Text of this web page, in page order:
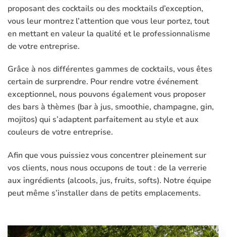
proposant des cocktails ou des mocktails d’exception,
vous leur montrez l’attention que vous leur portez, tout
en mettant en valeur la qualité et le professionnalisme
de votre entreprise.
Grâce à nos différentes gammes de cocktails, vous êtes
certain de surprendre. Pour rendre votre événement
exceptionnel, nous pouvons également vous proposer
des bars à thèmes (bar à jus, smoothie, champagne, gin,
mojitos) qui s’adaptent parfaitement au style et aux
couleurs de votre entreprise.
Afin que vous puissiez vous concentrer pleinement sur
vos clients, nous nous occupons de tout : de la verrerie
aux ingrédients (alcools, jus, fruits, softs). Notre équipe
peut même s’installer dans de petits emplacements.